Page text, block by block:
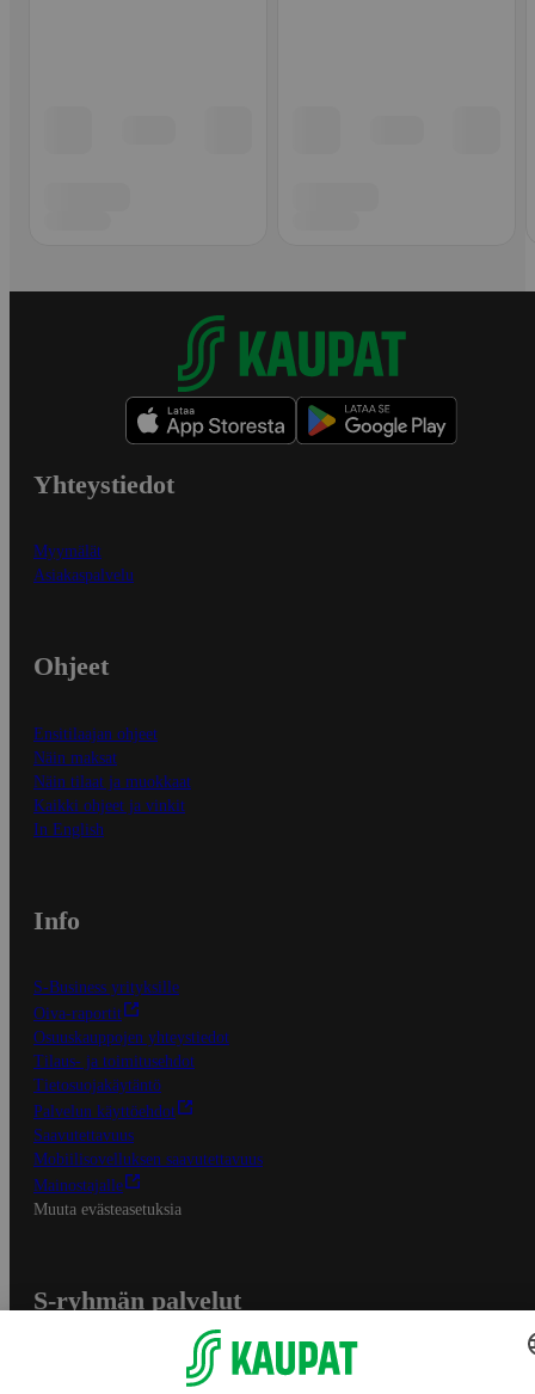
Yhteystiedot
Myymälät
Asiakaspalvelu
Ohjeet
Ensitilaajan ohjeet
Näin maksat
Näin tilaat ja muokkaat
Kaikki ohjeet ja vinkit
In English
Info
S-Business yrityksille
Oiva-raportit
Osuuskauppojen yhteystiedot
Tilaus- ja toimitusehdot
Tietosuojakäytäntö
Palvelun käyttöehdot
Saavutettavuus
Mobiilisovelluksen saavutettavuus
Mainostajalle
Muuta evästeasetuksia
S-ryhmän palvelut